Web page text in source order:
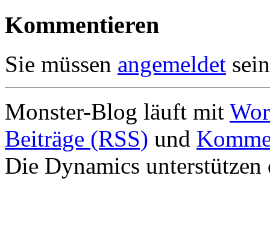
Kommentieren
Sie müssen angemeldet
Monster-Blog läuft mit
Beiträge (RSS) und
Die Dynamics